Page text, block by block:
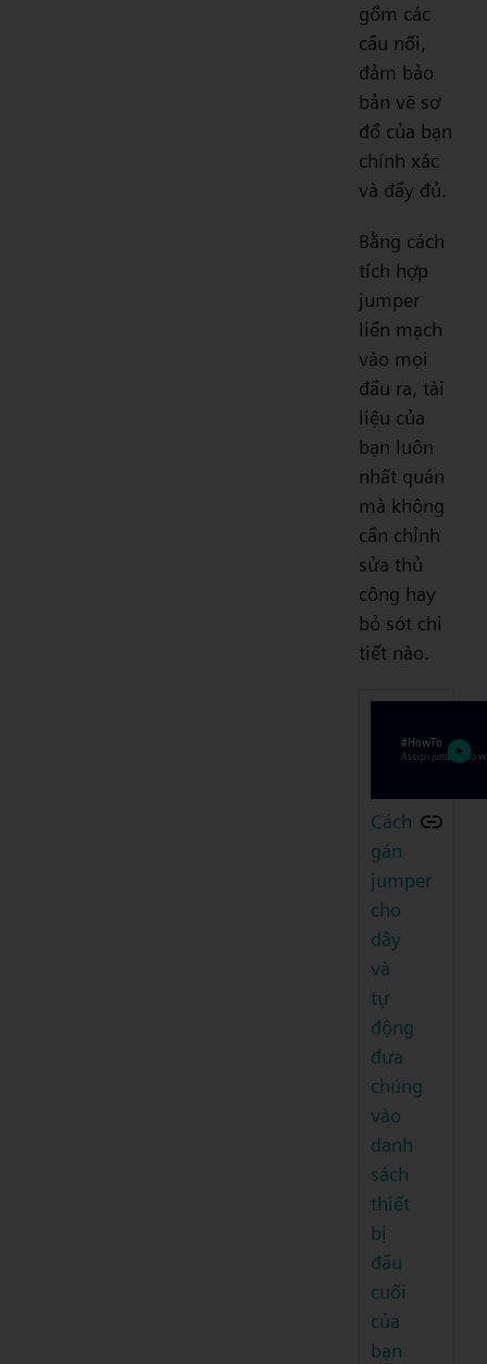
gồm các
cầu nối,
đảm bảo
bản vẽ sơ
đồ của bạn
chính xác
và đầy đủ.
Bằng cách
tích hợp
jumper
liền mạch
vào mọi
đầu ra, tài
liệu của
bạn luôn
nhất quán
mà không
cần chỉnh
sửa thủ
công hay
bỏ sót chi
tiết nào.
Cách
gán
jumper
cho
dây
và
tự
động
đưa
chúng
vào
danh
sách
thiết
bị
đầu
cuối
của
bạn